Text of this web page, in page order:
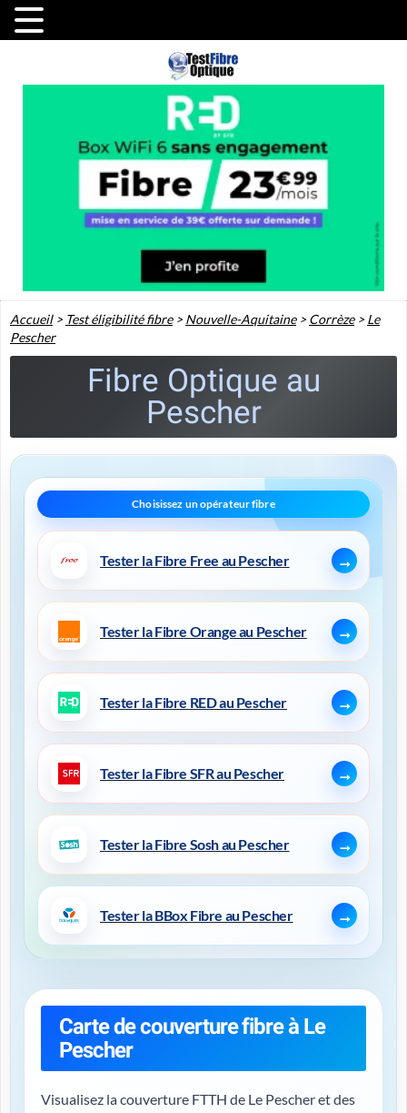
Accueil> Test éligibilité fibre>Nouvelle-Aquitaine>Corrèze>Le
Pescher
Fibre Optique au
Pescher
Tester la Fibre Free au Pescher
Tester la Fibre Orange au Pescher
Tester la Fibre RED au Pescher
Tester la Fibre SFR au Pescher
Tester la Fibre Sosh au Pescher
Tester la BBox Fibre au Pescher
Carte de couverture fibre à Le
Pescher
Visualisez la couverture FTTH de Le Pescher et des